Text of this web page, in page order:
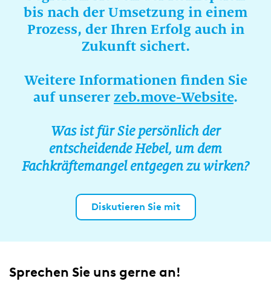
bis nach der Umsetzung in einem
Prozess, der Ihren Erfolg auch in
Zukunft sichert.
Weitere Informationen finden Sie
auf unserer zeb.move-Website.
Was ist für Sie persönlich der
entscheidende Hebel, um dem
Fachkräftemangel entgegen zu wirken?
Diskutieren Sie mit
Sprechen Sie uns gerne an!